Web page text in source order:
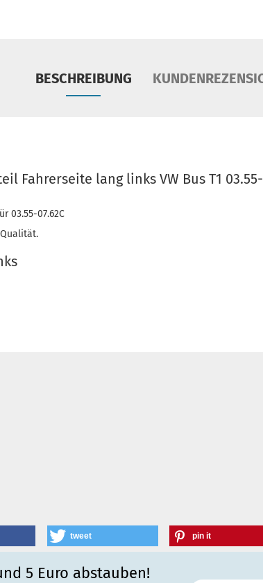
BESCHREIBUNG
Fahrerseite lang links VW Bus T1 03.55-
03.55-07.62C
tweet pin it
5 Euro abstauben!